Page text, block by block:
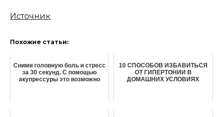
Источник
Похожие статьи:
Сними головную боль и стресс
за 30 секунд. С помощью
акупрессуры это возможно
10 СПОСОБОВ ИЗБАВИТЬСЯ
ОТ ГИПЕРТОНИИ В
ДОМАШНИХ УСЛОВИЯХ